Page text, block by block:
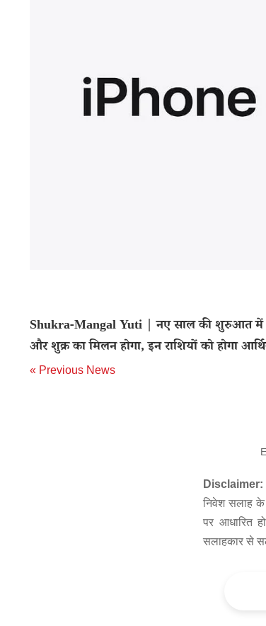
Shukra-Mangal Yuti | नए साल की शुरुआत
और शुक्र का मिलन होगा, इन राशियों को होगा
« Previous News
Disclaimer:
निवेश सलाह के
पर आधारित
सलाहकार से